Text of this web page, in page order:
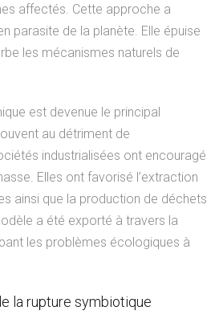
affectés. Cette approche a
parasite de la planète. Elle épuise
les mécanismes naturels de
est devenue le principal
au détriment de
industrialisées ont encouragé
Elles ont favorisé l’extraction
ainsi que la production de déchets
a été exporté à travers la
les problèmes écologiques à
la rupture symbiotique